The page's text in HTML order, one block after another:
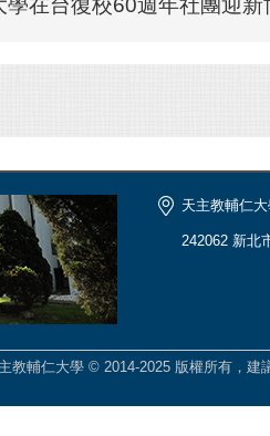
學在台復校60週年社團迎新
天主教輔仁
242062 新北
主教輔仁大學 © 2014-2025 版權所有，